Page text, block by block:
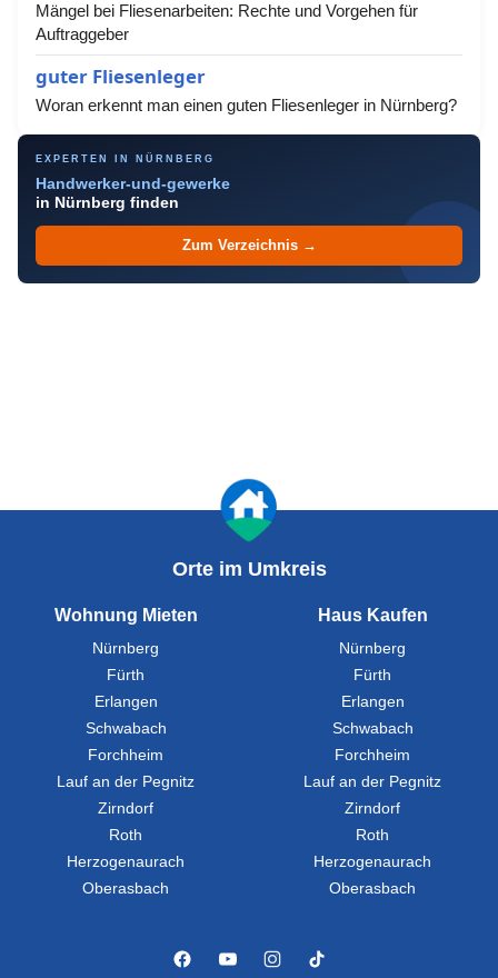
Mängel bei Fliesenarbeiten: Rechte und Vorgehen für
Auftraggeber
guter Fliesenleger
Woran erkennt man einen guten Fliesenleger in Nürnberg?
EXPERTEN IN NÜRNBERG
Handwerker-und-gewerke
in Nürnberg finden
Zum Verzeichnis →
Orte im Umkreis
Wohnung Mieten
Nürnberg
Fürth
Erlangen
Schwabach
Forchheim
Lauf an der Pegnitz
Zirndorf
Roth
Herzogenaurach
Oberasbach
Haus Kaufen
Nürnberg
Fürth
Erlangen
Schwabach
Forchheim
Lauf an der Pegnitz
Zirndorf
Roth
Herzogenaurach
Oberasbach